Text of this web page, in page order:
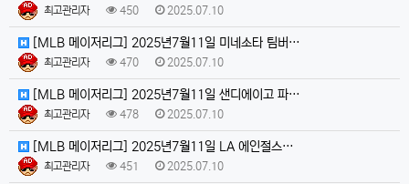
최고관리자 450 2025.07.10
[MLB 메이저리그] 2025년7월11일 미네소타 팀버…
최고관리자 470 2025.07.10
[MLB 메이저리그] 2025년7월11일 샌디에이고 파…
최고관리자 478 2025.07.10
[MLB 메이저리그] 2025년7월11일 LA 에인절스…
최고관리자 451 2025.07.10